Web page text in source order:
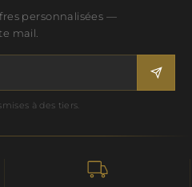
personnalisées —
mail.
à des tiers.